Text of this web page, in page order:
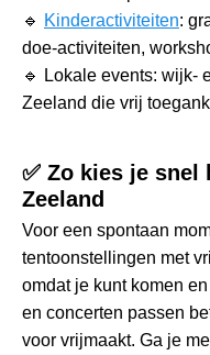
🔹 Kinderactiviteiten:
doe-activiteiten,
🔹 Lokale events: wijk-
Zeeland die vrij
✅ Zo kies je
Zeeland
Voor een spontaan
tentoonstellingen met
omdat je kunt komen
en concerten passen
voor vrijmaakt. Ga je